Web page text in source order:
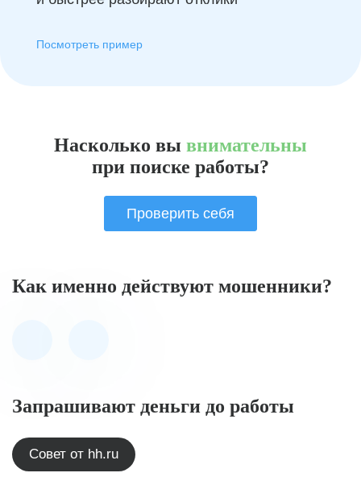
Посмотреть пример
Насколько вы внимательны
при поиске работы?
Проверить себя
Как именно действуют мошенники?
Запрашивают деньги до работы
Совет от hh.ru